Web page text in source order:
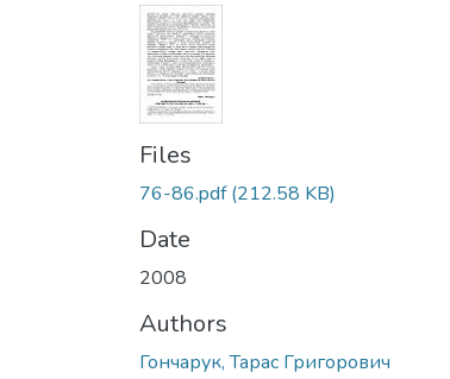
Files
76-86.pdf(212.58 KB)
Date
2008
Authors
Гончарук, Тарас Григорович